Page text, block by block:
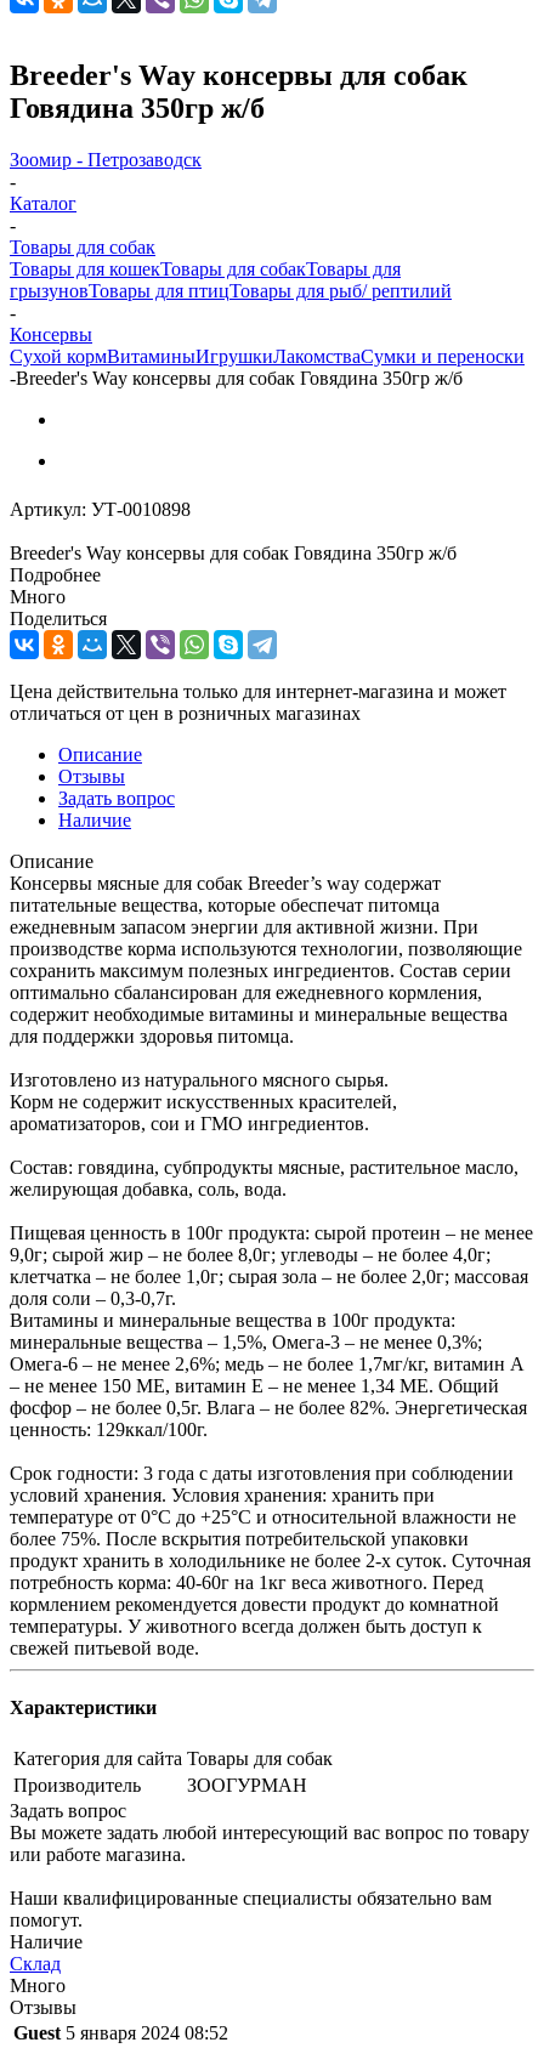
Breeder's Way консервы для собак
Говядина 350гр ж/б
Зоомир - Петрозаводск
-
Каталог
-
Товары для собак
Товары для кошекТовары для собакТовары для
грызуновТовары для птицТовары для рыб/ рептилий
-
Консервы
Cухой кормВитаминыИгрушкиЛакомстваСумки и переноски
-Breeder's Way консервы для собак Говядина 350гр ж/б
Артикул: УТ-0010898
Breeder's Way консервы для собак Говядина 350гр ж/б
Подробнее
Много
Поделиться
Цена действительна только для интернет-магазина и может
отличаться от цен в розничных магазинах
Описание
Отзывы
Задать вопрос
Наличие
Описание
Консервы мясные для собак Breeder’s way содержат
питательные вещества, которые обеспечат питомца
ежедневным запасом энергии для активной жизни. При
производстве корма используются технологии, позволяющие
сохранить максимум полезных ингредиентов. Состав серии
оптимально сбалансирован для ежедневного кормления,
содержит необходимые витамины и минеральные вещества
для поддержки здоровья питомца.
Изготовлено из натурального мясного сырья.
Корм не содержит искусственных красителей,
ароматизаторов, сои и ГМО ингредиентов.
Состав: говядина, субпродукты мясные, растительное масло,
желирующая добавка, соль, вода.
Пищевая ценность в 100г продукта: сырой протеин – не менее
9,0г; сырой жир – не более 8,0г; углеводы – не более 4,0г;
клетчатка – не более 1,0г; сырая зола – не более 2,0г; массовая
доля соли – 0,3-0,7г.
Витамины и минеральные вещества в 100г продукта:
минеральные вещества – 1,5%, Омега-3 – не менее 0,3%;
Омега-6 – не менее 2,6%; медь – не более 1,7мг/кг, витамин А
– не менее 150 МЕ, витамин Е – не менее 1,34 МЕ. Общий
фосфор – не более 0,5г. Влага – не более 82%. Энергетическая
ценность: 129ккал/100г.
Срок годности: 3 года с даты изготовления при соблюдении
условий хранения. Условия хранения: хранить при
температуре от 0°C до +25°C и относительной влажности не
более 75%. После вскрытия потребительской упаковки
продукт хранить в холодильнике не более 2-х суток. Суточная
потребность корма: 40-60г на 1кг веса животного. Перед
кормлением рекомендуется довести продукт до комнатной
температуры. У животного всегда должен быть доступ к
свежей питьевой воде.
Характеристики
Категория для сайта Товары для собак
Производитель
ЗООГУРМАН
Задать вопрос
Вы можете задать любой интересующий вас вопрос по товару
или работе магазина.
Наши квалифицированные специалисты обязательно вам
помогут.
Наличие
Склад
Много
Отзывы
Guest 5 января 2024 08:52